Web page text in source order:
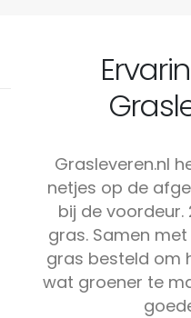
Grasleveren.nl
netjes op de
bij de
gras. Samen
gras besteld om
wat groener te